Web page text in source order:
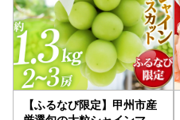
【ふるなび限定】甲州市産